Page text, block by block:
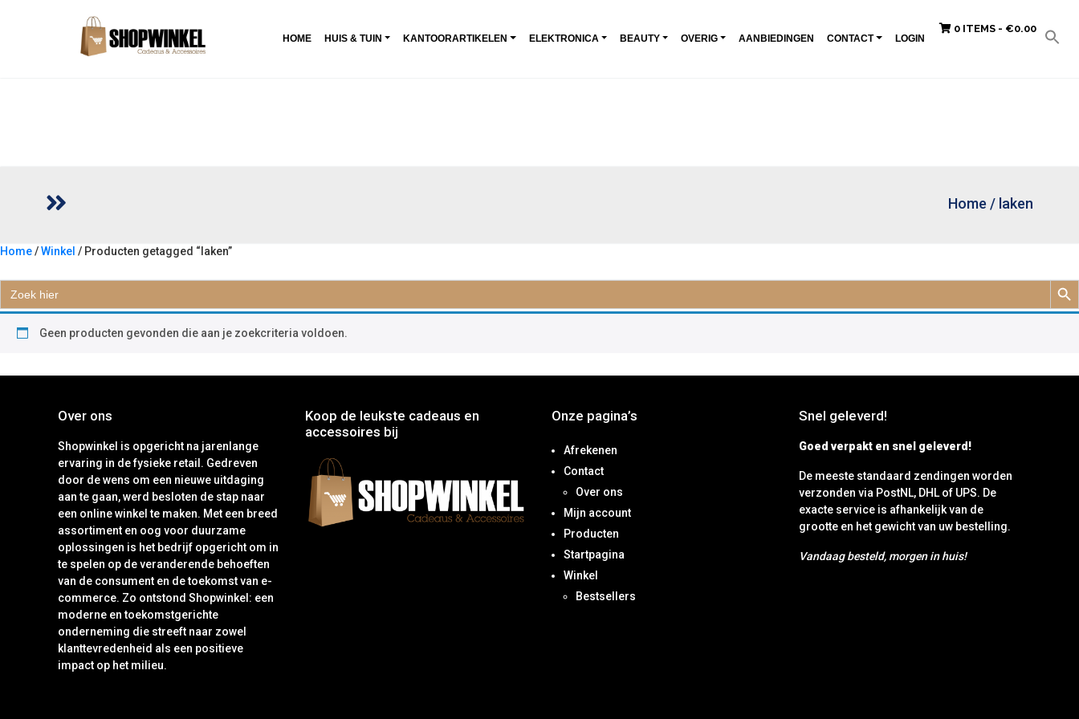
Zoek
naar:
HOME HUIS & TUIN KANTOORARTIKELEN ELEKTRONICA BEAUTY OVERIG AANBIEDINGEN CONTACT LOGIN
0 ITEMS - €0.00
Home / laken
Home/Winkel / Producten getagged “laken”
LAKEN
Geen producten gevonden die aan je zoekcriteria voldoen.
Over ons
Shopwinkel is opgericht na jarenlange
ervaring in de fysieke retail. Gedreven
door de wens om een nieuwe uitdaging
aan te gaan, werd besloten de stap naar
een online winkel te maken. Met een breed
assortiment en oog voor duurzame
oplossingen is het bedrijf opgericht om in
te spelen op de veranderende behoeften
van de consument en de toekomst van e-
commerce. Zo ontstond Shopwinkel: een
moderne en toekomstgerichte
onderneming die streeft naar zowel
klanttevredenheid als een positieve
impact op het milieu.
Koop de leukste cadeaus en
accessoires bij
Onze pagina’s
Afrekenen
Contact
Over ons
Mijn account
Producten
Startpagina
Winkel
Bestsellers
Snel geleverd!
Goed verpakt en snel geleverd!
De meeste standaard zendingen worden
verzonden via PostNL, DHL of UPS. De
exacte service is afhankelijk van de
grootte en het gewicht van uw bestelling.
Vandaag besteld, morgen in huis!